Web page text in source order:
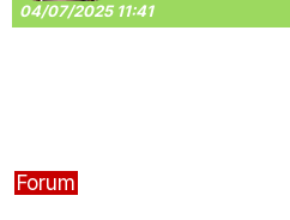
04/07/2025 11:41
Forum